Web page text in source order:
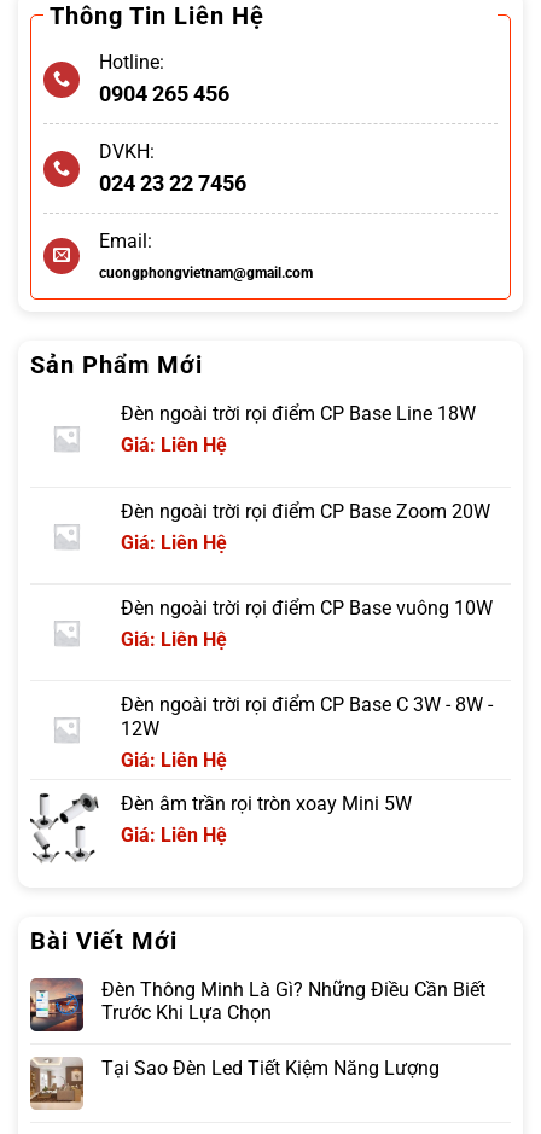
Thông Tin Liên Hệ
Hotline:
0904 265 456
DVKH:
024 23 22 7456
Email:
cuongphongvietnam@gmail.com
Sản Phẩm Mới
Đèn ngoài trời rọi điểm CP Base Line 18W
Giá: Liên Hệ
Đèn ngoài trời rọi điểm CP Base Zoom 20W
Giá: Liên Hệ
Đèn ngoài trời rọi điểm CP Base vuông 10W
Giá: Liên Hệ
Đèn ngoài trời rọi điểm CP Base C 3W - 8W -
12W
Giá: Liên Hệ
Đèn âm trần rọi tròn xoay Mini 5W
Giá: Liên Hệ
Bài Viết Mới
Đèn Thông Minh Là Gì? Những Điều Cần Biết
Trước Khi Lựa Chọn
Tại Sao Đèn Led Tiết Kiệm Năng Lượng